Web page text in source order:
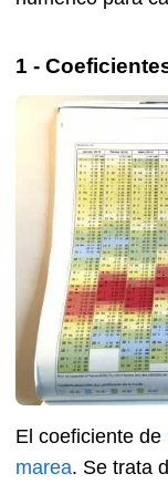
1 -
El coeficiente de
marea. Se trata